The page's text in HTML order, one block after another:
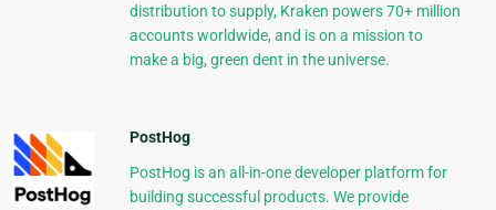
distribution to supply, Kraken powers 70+ million
accounts worldwide, and is on a mission to
make a big, green dent in the universe.
PostHog
PostHog is an all-in-one developer platform for
building successful products. We provide